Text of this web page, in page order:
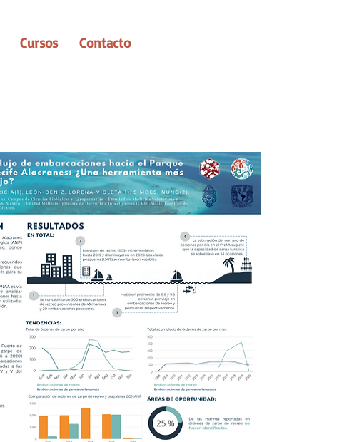
Cursos Contacto